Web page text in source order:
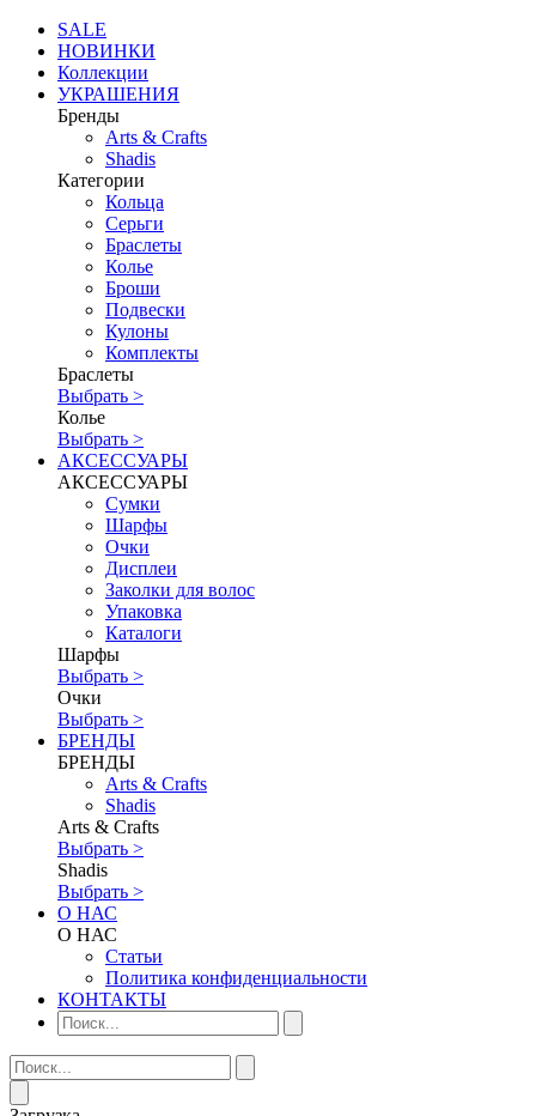
SALE
НОВИНКИ
Коллекции
УКРАШЕНИЯ
Бренды
Аrts & Сrafts
Shadis
Категории
Кольца
Серьги
Браслеты
Колье
Броши
Подвески
Кулоны
Комплекты
Браслеты
Выбрать >
Колье
Выбрать >
АКСЕССУАРЫ
АКСЕССУАРЫ
Сумки
Шарфы
Очки
Дисплеи
Заколки для волос
Упаковка
Каталоги
Шарфы
Выбрать >
Очки
Выбрать >
БРЕНДЫ
БРЕНДЫ
Аrts & Сrafts
Shadis
Аrts & Сrafts
Выбрать >
Shadis
Выбрать >
О НАС
О НАС
Статьи
Политика конфиденциальности
КОНТАКТЫ